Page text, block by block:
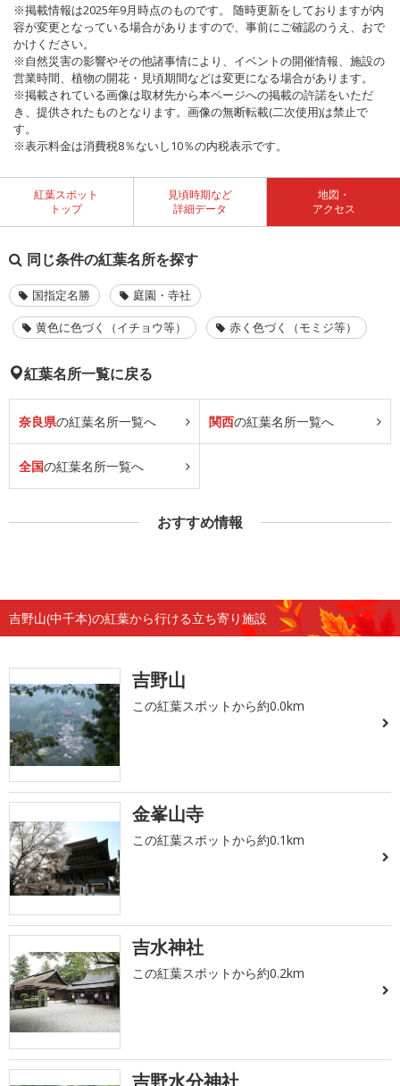
※掲載情報は2025年9月時点のものです。 随時更新をしておりますが内
容が変更となっている場合がありますので、事前にご確認のうえ、おで
かけください。
※自然災害の影響やその他諸事情により、イベントの開催情報、施設の
営業時間、植物の開花・見頃期間などは変更になる場合があります。
※掲載されている画像は取材先から本ページへの掲載の許諾をいただ
き、提供されたものとなります。画像の無断転載(二次使用)は禁止で
す。
※表示料金は消費税8％ないし10％の内税表示です。
紅葉スポット
トップ
見頃時期など
詳細データ
地図・
アクセス
同じ条件の紅葉名所を探す
国指定名勝
庭園・寺社
黄色に色づく（イチョウ等）
赤く色づく（モミジ等）
紅葉名所一覧に戻る
奈良県の紅葉名所一覧へ 関西の紅葉名所一覧へ
全国の紅葉名所一覧へ
おすすめ情報
吉野山(中千本)の紅葉から行ける立ち寄り施設
吉野山
この紅葉スポットから約0.0km
金峯山寺
この紅葉スポットから約0.1km
吉水神社
この紅葉スポットから約0.2km
吉野水分神社